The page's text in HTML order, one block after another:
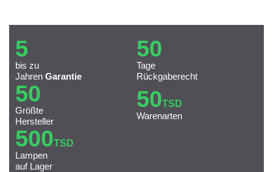
5
bis zu
Jahren Garantie
50
Tage
Rückgaberecht
50
Größte
Hersteller
50TSD
Warenarten
500TSD
Lampen
auf Lager